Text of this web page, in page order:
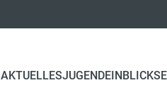
AKTUELLES(CURRENT)
JUGENDEINBLICK